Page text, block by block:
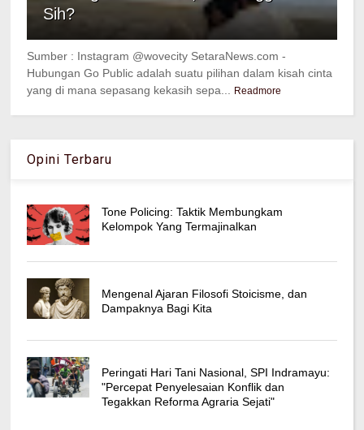
Sih?
Sumber : Instagram @wovecity SetaraNews.com -
Hubungan Go Public adalah suatu pilihan dalam kisah cinta
yang di mana sepasang kekasih sepa...
Readmore
Opini Terbaru
Tone Policing: Taktik Membungkam
Kelompok Yang Termajinalkan
Mengenal Ajaran Filosofi Stoicisme, dan
Dampaknya Bagi Kita
Peringati Hari Tani Nasional, SPI Indramayu:
"Percepat Penyelesaian Konflik dan
Tegakkan Reforma Agraria Sejati"